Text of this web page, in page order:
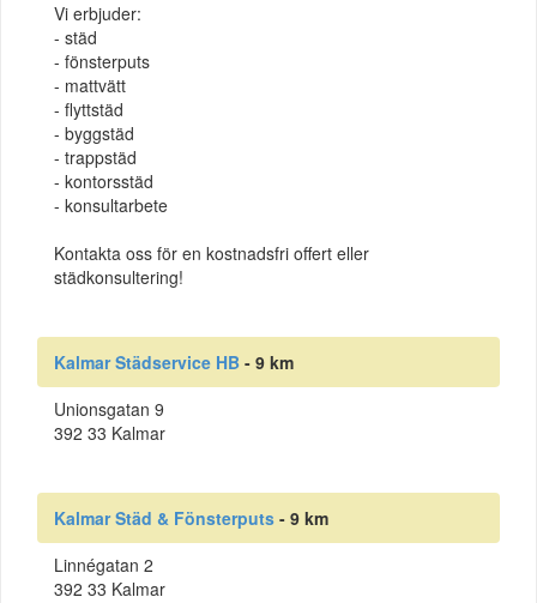
Vi erbjuder:
- städ
- fönsterputs
- mattvätt
- flyttstäd
- byggstäd
- trappstäd
- kontorsstäd
- konsultarbete
Kontakta oss för en kostnadsfri offert eller
städkonsultering!
Kalmar Städservice HB - 9 km
Unionsgatan 9
392 33 Kalmar
Kalmar Städ & Fönsterputs - 9 km
Linnégatan 2
392 33 Kalmar